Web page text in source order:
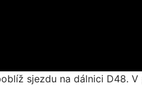
sjezdu na dálnici D48.